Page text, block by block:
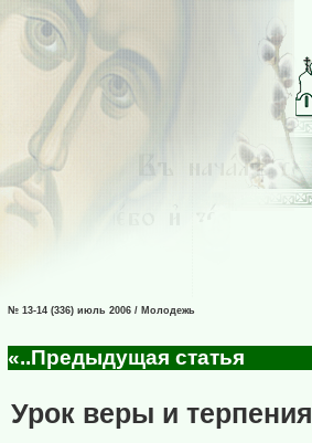
№ 13-14 (336) июль 2006 / Молодежь
«..Предыдущая статья
Урок веры и терпения